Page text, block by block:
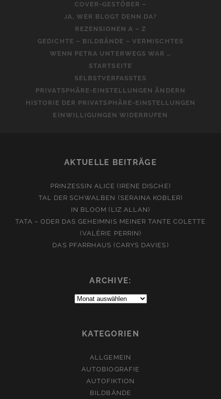
COVER-GESTÖBER –
JA, WER BLOGT DENN DA?
REZENSIONEN A – Z
GEDICHTE – BILDBÄNDE – VERMISCHTES
WENN PETRA UNTERWEGS WAR …
STARTSEITE
SELBSTVERFASSTES
PRIVATSPHÄRE-EINSTELLUNGEN ÄNDERN
HISTORIE DER PRIVATSPHÄRE-EINSTELLUNGEN
EINWILLIGUNGEN WIDERRUFEN
AKTUELLE BEITRÄGE
PRINZESSIN ALICE (IRENE DISCHE)
TAL DER SCHWALBEN (SERAINA KOBLER)
IN BLOOM (LIZ ALLAN)
TATA – ODER DAS GEHEIMNIS MEINER TANTE COLETTE
(VALÉRIE PERRIN)
DAS PFARRHAUS (CARYS DAVIES)
ARCHIVE:
Archive:
KATEGORIEN
ALLGEMEIN
AUTOBIOGRAFIE
AUTOFIKTION
BILDBÄNDE